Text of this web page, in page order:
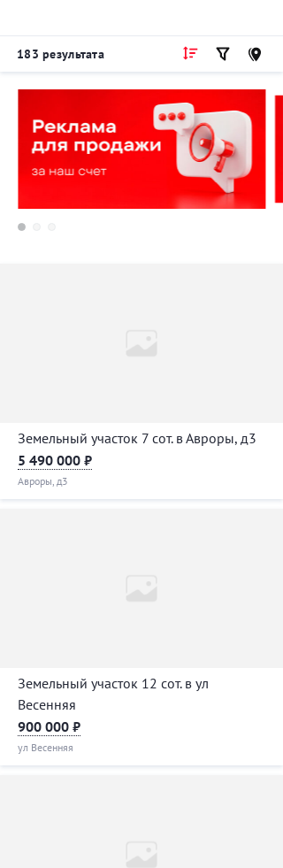
183 результата
Земельный участок 7 сот. в Авроры, д3
5 490 000 ₽
Авроры, д3
Земельный участок 12 сот. в ул
Весенняя
900 000 ₽
ул Весенняя